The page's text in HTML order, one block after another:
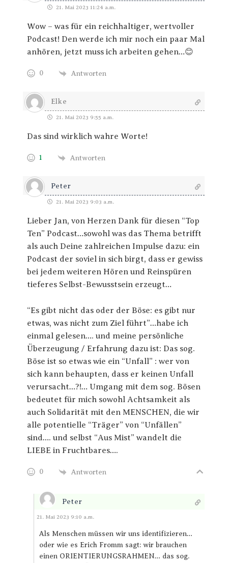
21. Mai 2023 11:24 a.m.
Wow – was für ein reichhaltiger, wertvoller
Podcast! Den werde ich mir noch ein paar Mal
anhören, jetzt muss ich arbeiten gehen…😊
0 Antworten
Elke
21. Mai 2023 9:55 a.m.
Das sind wirklich wahre Worte!
1 Antworten
Peter
21. Mai 2023 9:03 a.m.
Lieber Jan, von Herzen Dank für diesen “Top
Ten” Podcast…sowohl was das Thema betrifft
als auch Deine zahlreichen Impulse dazu: ein
Podcast der soviel in sich birgt, dass er gewiss
bei jedem weiteren Hören und Reinspüren
tieferes Selbst-Bewusstsein erzeugt…
“Es gibt nicht das oder der Böse: es gibt nur
etwas, was nicht zum Ziel führt”…habe ich
einmal gelesen…. und meine persönliche
Überzeugung / Erfahrung dazu ist: Das sog.
Böse ist so etwas wie ein “Unfall” : wer von
sich kann behaupten, dass er keinen Unfall
verursacht…?!… Umgang mit dem sog. Bösen
bedeutet für mich sowohl Achtsamkeit als
auch Solidarität mit den MENSCHEN, die wir
alle potentielle “Träger” von “Unfällen”
sind…. und selbst “Aus Mist” wandelt die
LIEBE in Fruchtbares….
0 Antworten
Peter
Antworten
21. Mai 2023 9:10 a.m.
Als Menschen müssen wir uns identifizieren…
oder wie es Erich Fromm sagt: wir brauchen
einen ORIENTIERUNGSRAHMEN… das sog.